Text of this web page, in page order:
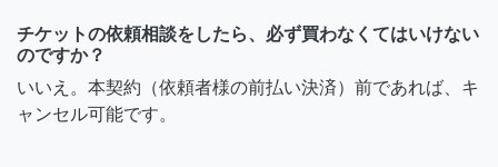
チケットの依頼相談をしたら、必ず買わなくてはいけない
のですか？
いいえ。本契約（依頼者様の前払い決済）前であれば、キ
ャンセル可能です。